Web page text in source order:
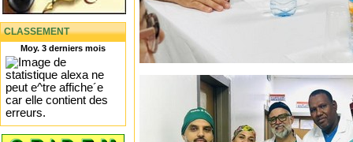
CLASSEMENT
Moy. 3 derniers mois